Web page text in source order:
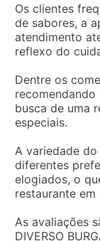
Os clientes
de sabores, a
atendimento
reflexo do
Dentre os
busca de uma
especiais.
A variedade
diferentes
elogiados, o
restaurante
As avaliações
DIVERSO